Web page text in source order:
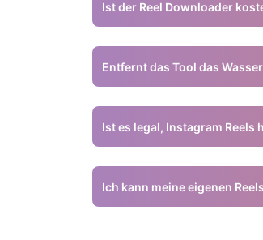
Ist der Reel Downloader
Ja, alle Download-Dienste auf
Entfernt das Tool das
Ja, Snapinsta entfernt das
Ist es legal, Instagram Reels
Für den persönlichen
übernimmt keine Haftung für
Ich kann meine eigenen